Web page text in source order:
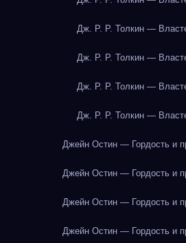
Дж. Р. Р. Толкин —
Дж. Р. Р. Толкин —
Дж. Р. Р. Толкин —
Дж. Р. Р. Толкин —
Джейн Остин — Гордость и
Джейн Остин — Гордость и
Джейн Остин — Гордость и
Джейн Остин — Гордость и